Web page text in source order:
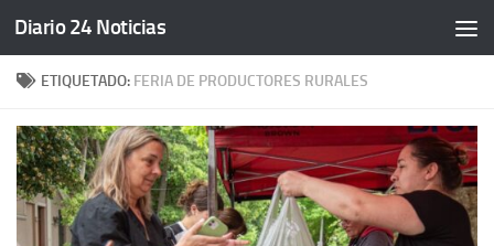
Saltar al contenido
Diario 24 Noticias
ETIQUETADO: FERIA DE PRODUCTORES RURALES